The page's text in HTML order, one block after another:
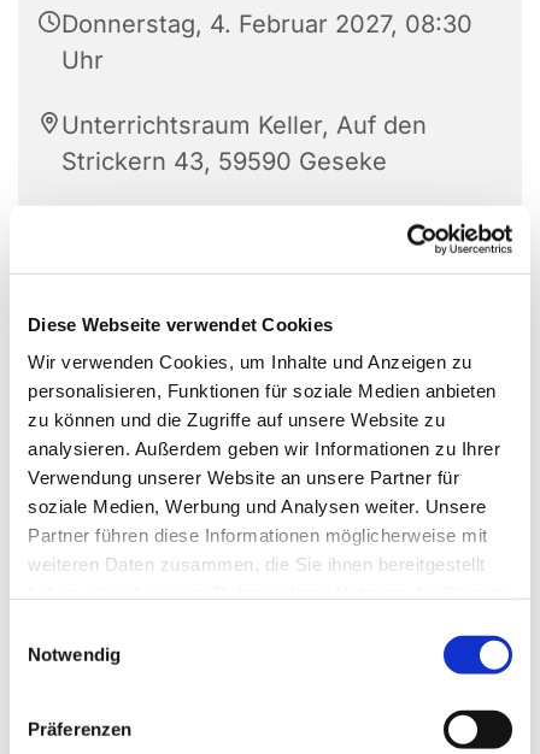
Diese Webseite verwendet Cookies
Wir verwenden Cookies, um Inhalte und Anzeigen zu
personalisieren, Funktionen für soziale Medien anbieten
zu können und die Zugriffe auf unsere Website zu
analysieren. Außerdem geben wir Informationen zu Ihrer
Verwendung unserer Website an unsere Partner für
soziale Medien, Werbung und Analysen weiter. Unsere
Partner führen diese Informationen möglicherweise mit
weiteren Daten zusammen, die Sie ihnen bereitgestellt
Notwendig
Präferenzen
Donnerstag, 4. Februar 2027, 08:30
Uhr
Unterrichtsraum Keller, Auf den
Strickern 43, 59590 Geseke